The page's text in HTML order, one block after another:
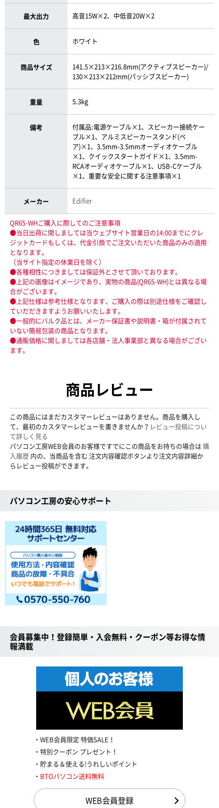
最大出力 高音15W×2、中低音20W×2
色 ホワイト
商品サイズ
141.5×213×216.8mm(アクティブスピーカー)/
130×213×212mm(パッシブスピーカー)
重量 5.3kg
備考
付属品:電源ケーブル×1、スピーカー接続ケー
ブル×1、アルミスピーカースタンド(ペ
ア)×1、3.5mm-3.5mmオーディオケーブル
×1、クイックスタートガイド×1、3.5mm-
RCAオーディオケーブル×1、USB-Cケーブル
×1、重要な安全に関する注意事項×1
メーカー Edifier
QR65-WHご購入に際してのご注意事項
●当日出荷に関しましては当ウェブサイト営業日の14:00までにクレ
ジットカードもしくは、代金引換でご注文いただいた商品のみの適用
となります。
（当サイト指定の休業日を除く）
●各種相性につきましては保証外とさせて頂いております。
●上記の画像はイメージであり、実物の商品(QR65-WH)とは異なる場
合がございます。
●上記仕様は参考仕様となります、ご購入の際は別途仕様をご確認し
ていだだきますようお願いいたします。
●一般的にバルク品とは、メーカー保証書や説明書・箱が付属されて
いない簡易包装の商品となります。
●通販価格に関しましては各店舗・法人事業部と異なる場合がござい
ます。
商品レビュー
この商品にはまだカスタマーレビューはありません。商品を購入し
て、最初のカスタマーレビューを書きませんか？ レビュー投稿につい
て詳しく見る
パソコン工房WEB会員のお客様ですでにこの商品をお持ちの場合は 購
入履歴 内の、当商品を含む 注文内容確認ボタンより注文内容詳細か
らレビュー投稿ができます。
パソコン工房の安心サポート
会員募集中！登録簡単・入会無料・クーポン等お得な情
報満載
WEB会員限定 特価SALE！
特別クーポン プレゼント！
貯まる＆使える!うれしいポイント
BTOパソコン送料無料
WEB会員登録